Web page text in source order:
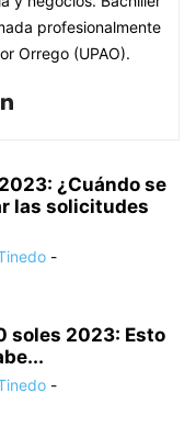
profesionalmente
Orrego (UPAO).
¿Cuándo se
las solicitudes
-
soles 2023: Esto
-